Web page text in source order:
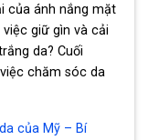
của ánh nắng mặt
giữ gìn và cải
da? Cuối
chăm sóc da
của Mỹ – Bí